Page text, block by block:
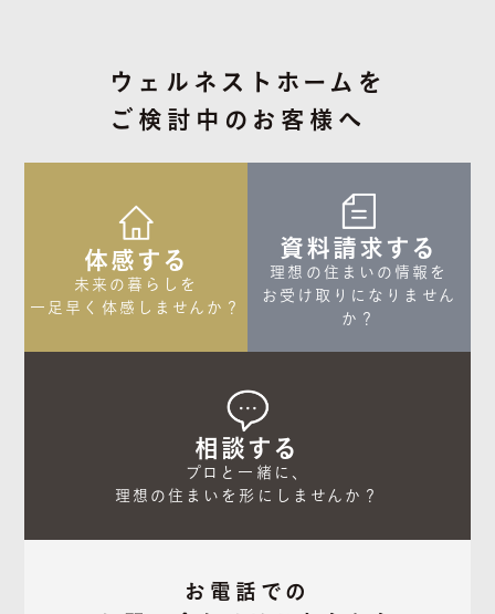
ウェルネストホームを
ご検討中のお客様へ
体感する
未来の暮らしを
一足早く体感しませんか？
資料請求する
理想の住まいの情報を
お受け取りになりません
か？
相談する
プロと一緒に、
理想の住まいを形にしませんか？
お電話での